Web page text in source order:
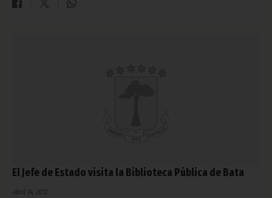
El Jefe de Estado visita la Biblioteca Pública de Bata
abril 14, 2012